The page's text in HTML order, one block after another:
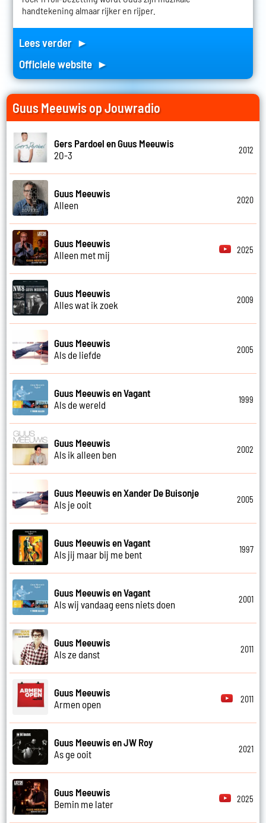
handtekening almaar rijker en rijper.
Lees verder ►
Officiele website ►
Guus Meeuwis op Jouwradio
Gers Pardoel en Guus Meeuwis
20-3
2012
Guus Meeuwis
Alleen
2020
Guus Meeuwis
Alleen met mij
2025
Guus Meeuwis
Alles wat ik zoek
2009
Guus Meeuwis
Als de liefde
2005
Guus Meeuwis en Vagant
Als de wereld
1999
Guus Meeuwis
Als ik alleen ben
2002
Guus Meeuwis en Xander De Buisonje
Als je ooit
2005
Guus Meeuwis en Vagant
Als jij maar bij me bent
1997
Guus Meeuwis en Vagant
Als wij vandaag eens niets doen
2001
Guus Meeuwis
Als ze danst
2011
Guus Meeuwis
Armen open
2011
Guus Meeuwis en JW Roy
As ge ooit
2021
Guus Meeuwis
Bemin me later
2025